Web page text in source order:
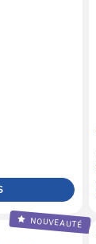
NOUVEAUTÉ